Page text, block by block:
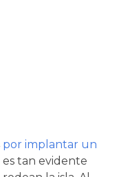
por implantar un
es tan evidente